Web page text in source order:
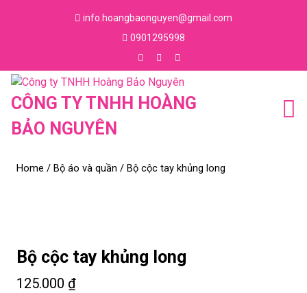
info.hoangbaonguyen@gmail.com
0901295998
Number
Facebook
Instagram
Youtube
CÔNG TY TNHH HOÀNG
BẢO NGUYÊN
Home / Bộ áo và quần / Bộ cộc tay khủng long
Bộ cộc tay khủng long
125.000 ₫